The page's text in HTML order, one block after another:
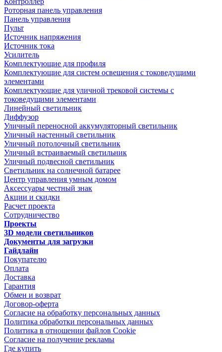
Роторная панель управления
Панель управления
Пульт
Источник напряжения
Источник тока
Усилитель
Комплектующие для профиля
Комплектующие для систем освещения с токоведущими
элементами
Комплектующие для уличной трековой системы с
токоведущими элементами
Линейный светильник
Диффузор
Уличный переносной аккумуляторный светильник
Уличный настенный светильник
Уличный потолочный светильник
Уличный встраиваемый светильник
Уличный подвесной светильник
Светильник на солнечной батарее
Центр управления умным домом
Аксессуары честный знак
Акции и скидки
Расчет проекта
Сотрудничество
Проекты
3D модели светильников
Документы для загрузки
Гайдлайн
Покупателю
Оплата
Доставка
Гарантия
Обмен и возврат
Договор-оферта
Согласие на обработку персональных данных
Политика обработки персональных данных
Политика в отношении файлов Cookie
Согласие на получение рекламы
Где купить